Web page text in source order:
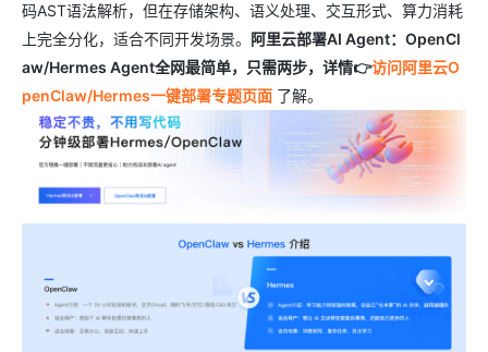
码AST语法解析，但在存储架构、语义处理、交互形式、算力消耗
上完全分化，适合不同开发场景。 阿里云部署AI Agent：OpenCl
aw/Hermes Agent全网最简单，只需两步，详情👉访问阿里云O
penClaw/Hermes一键部署专题页面 了解。